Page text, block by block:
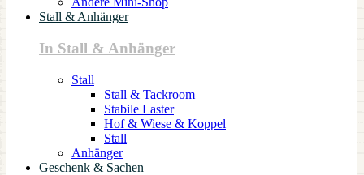
Stall & Anhänger
In Stall & Anhänger
Stall
Stall & Tackroom
Stabile Laster
Hof & Wiese & Koppel
Stall
Anhänger
Geschenk & Sachen